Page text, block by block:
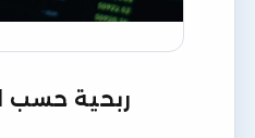
ربحية حسب